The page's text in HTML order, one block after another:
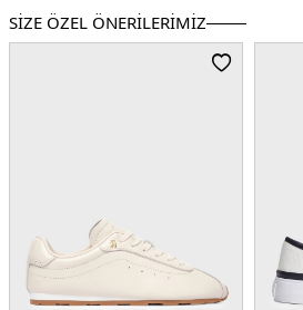
bilekli
SİZE ÖZEL ÖNERİLERİMİZ